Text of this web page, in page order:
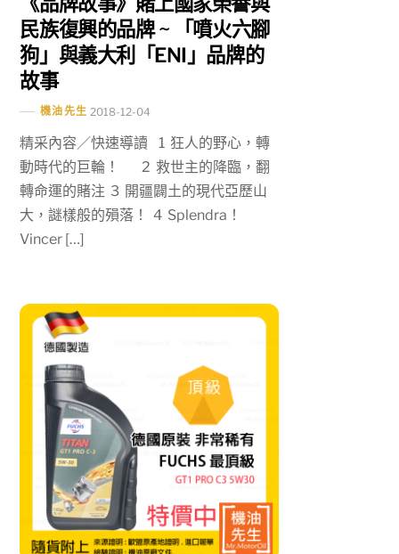
民族復興的品牌 ~ 「噴火六腳
狗」與義大利「ENI」品牌的
故事
機油先生 2018-12-04
精采內容／快速導讀 1 狂人的野心，轉
動時代的巨輪！ 2 救世主的降臨，翻
轉命運的賭注 3 開疆闢土的現代亞歷山
大，謎樣般的殞落！ 4 Splendra！
Vincer […]